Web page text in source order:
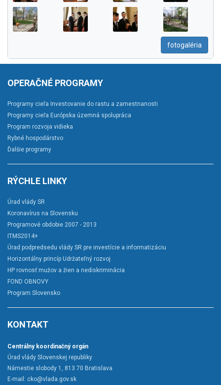
fotogaléria
OPERAČNÉ PROGRAMY
Programy cieľa Investovanie do rastu a zamestnanosti
Programy cieľa Európska územná spolupráca
Program rozvoja vidieka
Rybné hospodárstvo
Ďalšie programy
RÝCHLE LINKY
Úrad vlády SR
Koronavírus na Slovensku
Programové obdobie 2007 - 2013
ITMS2014+
Úrad podpredsedu vlády SR pre investície a informatizáciu
Horizontálny princíp Udržateľný rozvoj
HP rovnosť mužov a žien a nediskriminácia
FOND OBNOVY
Program Slovensko
KONTAKT
Centrálny koordinačný orgán
Úrad vlády Slovenskej republiky
Námestie slobody 1, 813 70 Bratislava
E-mail: cko@vlada.gov.sk